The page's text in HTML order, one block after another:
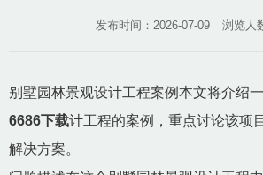
发布时间：2026-07-09 浏览人
别墅园林景观设计工程案例本文将介绍
6686下载计工程的案例，重点讨论该项
解决方案。